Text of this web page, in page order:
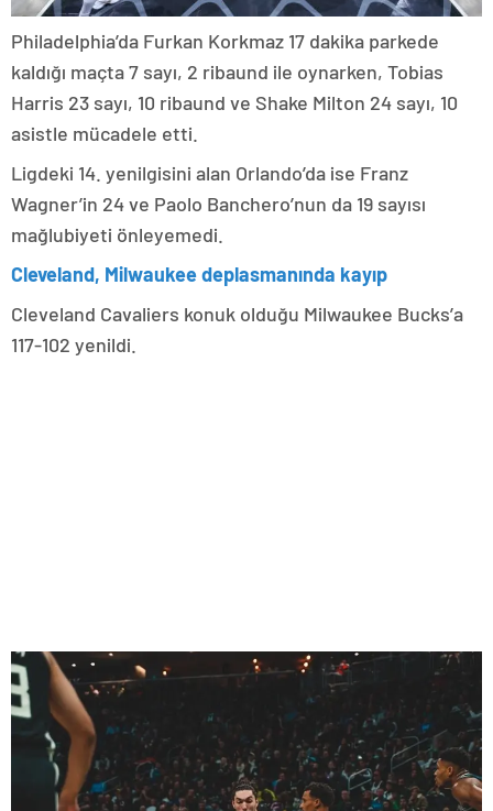
Philadelphia’da Furkan Korkmaz 17 dakika parkede
kaldığı maçta 7 sayı, 2 ribaund ile oynarken, Tobias
Harris 23 sayı, 10 ribaund ve Shake Milton 24 sayı, 10
asistle mücadele etti.
Ligdeki 14. yenilgisini alan Orlando’da ise Franz
Wagner’in 24 ve Paolo Banchero’nun da 19 sayısı
mağlubiyeti önleyemedi.
Cleveland, Milwaukee deplasmanında kayıp
Cleveland Cavaliers konuk olduğu Milwaukee Bucks’a
117-102 yenildi.